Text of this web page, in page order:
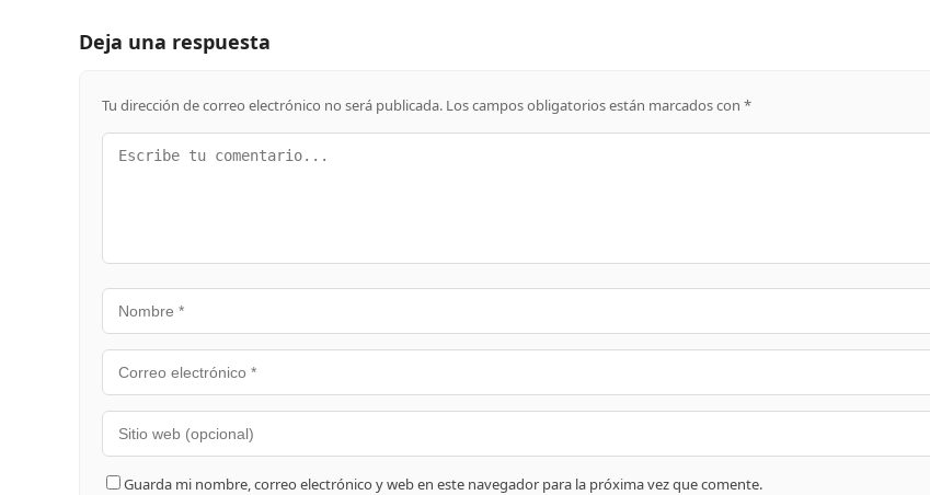
Deja una respuesta
Tu dirección de correo electrónico no será publicada. Los campos obligatorios están marcados con *
Guarda mi nombre, correo electrónico y web en este navegador para la próxima vez que comente.